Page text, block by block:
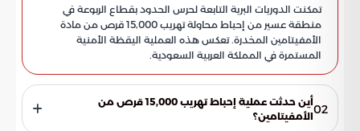
تمكنت الدوريات البرية التابعة لحرس الحدود بقطاع الربوعة في
منطقة عسير من إحباط محاولة تهريب 15,000 قرص من مادة
الأمفيتامين المخدرة. تعكس هذه العملية اليقظة الأمنية
المستمرة في المملكة العربية السعودية.
02
أين حدثت عملية إحباط تهريب 15,000 قرص من
الأمفيتامين؟